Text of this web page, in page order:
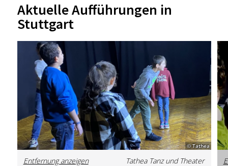
Aktuelle Aufführungen in
Stuttgart
© Tathea
Entfernung anzeigen Tathea Tanz und Theater